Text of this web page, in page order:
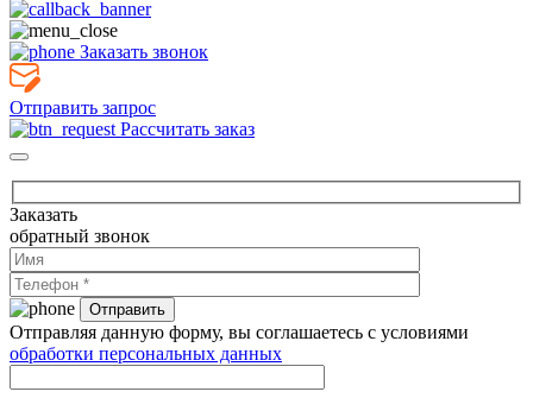
Заказать звонок
Отправить запрос
Рассчитать заказ
Заказать
обратный звонок
Отправляя данную форму, вы соглашаетесь с условиями
обработки персональных данных